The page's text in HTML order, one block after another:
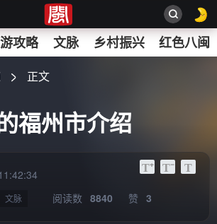
搜
索
攻略 文脉 乡村振兴 红色八闽
正文
福州市介绍
文脉 阅读数 8840 赞 3